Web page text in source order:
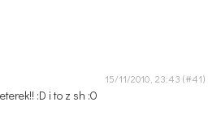
15/11/2010, 23:43
:D i to z sh :O